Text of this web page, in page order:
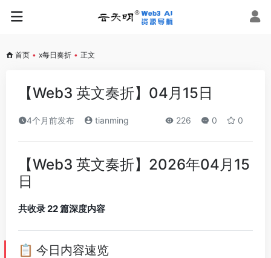
首页 • x每日奏折 • 正文
【Web3 英文奏折】04月15日
4个月前发布 tianming 226 0 0
【Web3 英文奏折】2026年04月15
日
共收录 22 篇深度内容
📋 今日内容速览